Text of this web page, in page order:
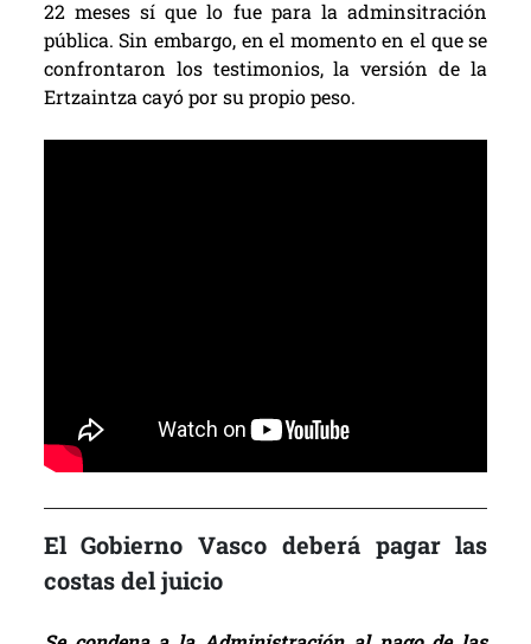
22 meses sí que lo fue para la adminsitración
pública. Sin embargo, en el momento en el que se
confrontaron los testimonios, la versión de la
Ertzaintza cayó por su propio peso.
El Gobierno Vasco deberá pagar las
costas del juicio